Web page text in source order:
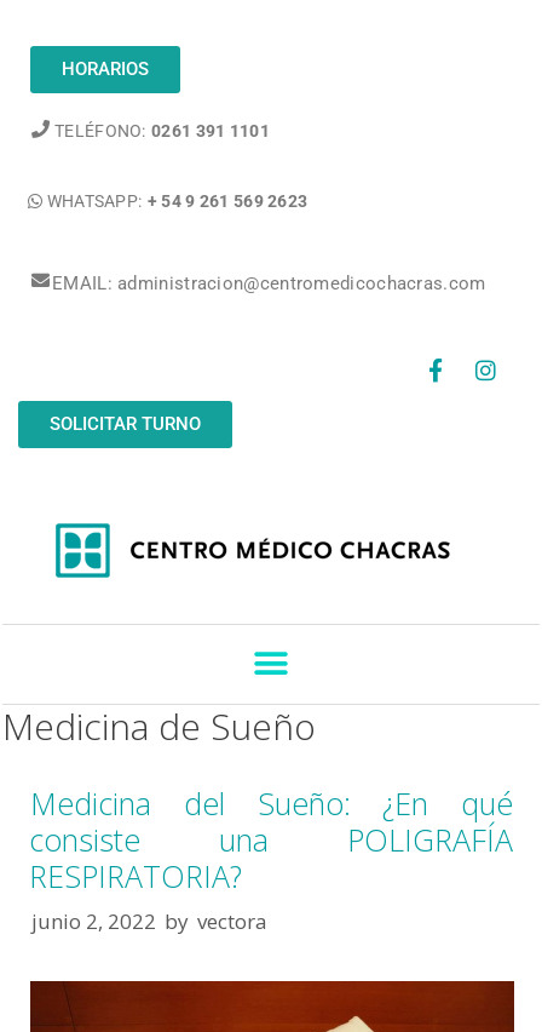
HORARIOS
TELÉFONO: 0261 391 1101
WHATSAPP: + 54 9 261 569 2623
EMAIL: administracion@centromedicochacras.com
SOLICITAR TURNO
Medicina de Sueño
Medicina del Sueño: ¿En qué
consiste una POLIGRAFÍA
RESPIRATORIA?
junio 2, 2022 by vectora